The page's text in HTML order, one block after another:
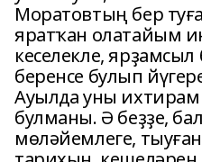
Моратовтың бер
яратҡан олатайым
кеселекле,
беренсе булып
Ауылда уны
булманы. Ә беҙҙе,
мөләйемлеге,